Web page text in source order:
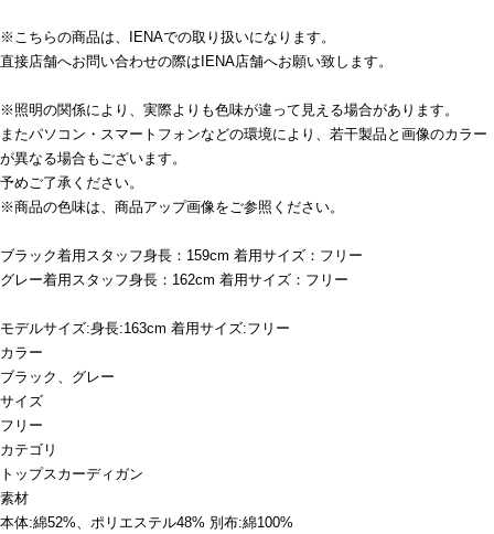
※こちらの商品は、IENAでの取り扱いになります。
直接店舗へお問い合わせの際はIENA店舗へお願い致します。
※照明の関係により、実際よりも色味が違って見える場合があります。
またパソコン・スマートフォンなどの環境により、若干製品と画像のカラー
が異なる場合もございます。
予めご了承ください。
※商品の色味は、商品アップ画像をご参照ください。
ブラック着用スタッフ身長：159cm 着用サイズ：フリー
グレー着用スタッフ身長：162cm 着用サイズ：フリー
モデルサイズ:身長:163cm 着用サイズ:フリー
カラー
ブラック、グレー
サイズ
フリー
カテゴリ
トップスカーディガン
素材
本体:綿52%、ポリエステル48% 別布:綿100%